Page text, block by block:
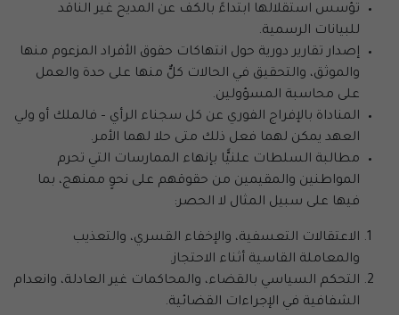
تؤسس استقلالها ابتداءً بالكف عن المديح غير الناقد
للبيانات الرسمية.
إصدار تقارير دورية حول انتهاكات حقوق الأفراد المزعوم منها
والموثق، والتحقيق في الحالات كلٌّ منها على حدة والعمل
على محاسبة المسؤولين.
المناداة بالإفراج الفوري عن كل سجناء الرأي – فالملك أو ولي
العهد يمكن لهما فعل ذلك متى حلا لهما الأمر.
مطالبة السلطات علنيًّا بإنهاء الممارسات التي تحرم
المواطنين والمقيمين من حقوقهم على نحوٍ ممنهج، بما
فيها على سبيل المثال لا الحصر:
الاعتقالات التعسفية، والإخفاء القسري، والتعذيب
والمعاملة القاسية أثناء الاحتجاز.
التحكم السياسي بالقضاء، والمحاكمات غير العادلة، وانعدام
الشفافية في الإجراءات القضائية.